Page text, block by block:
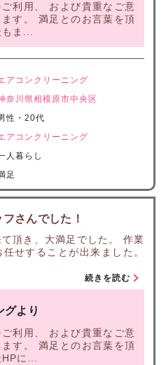
利用、 および貴重なご意
す。 満足とのお言葉を頂
もま...
アコンクリーニング
奈川県相模原市中央区
性・20代
アコンクリーニング
人暮らし
足
さんでした！
頂き、大満足でした。 作業
せすることが出来ました。
続きを読む
グより
利用、 および貴重なご意
す。 満足とのお言葉を頂
HPに...